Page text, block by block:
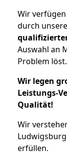
Wir
durch
Auswahl an
Problem löst.
Wir legen
Leistungs-
Qualität!
Wir
erfüllen.